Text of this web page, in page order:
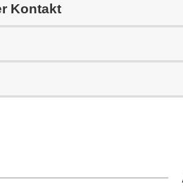
Kontakt